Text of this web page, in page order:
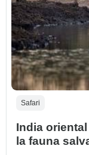
Safari
India
la fauna